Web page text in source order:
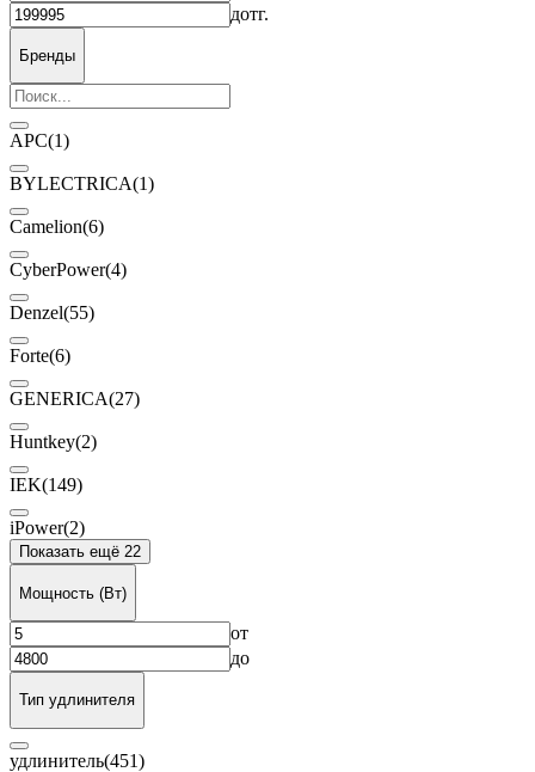
дотг.
Бренды
APC(1)
BYLECTRICA(1)
Camelion(6)
CyberPower(4)
Denzel(55)
Forte(6)
GENERICA(27)
Huntkey(2)
IEK(149)
iPower(2)
Показать ещё 22
Мощность (Вт)
от
до
Тип удлинителя
удлинитель(451)